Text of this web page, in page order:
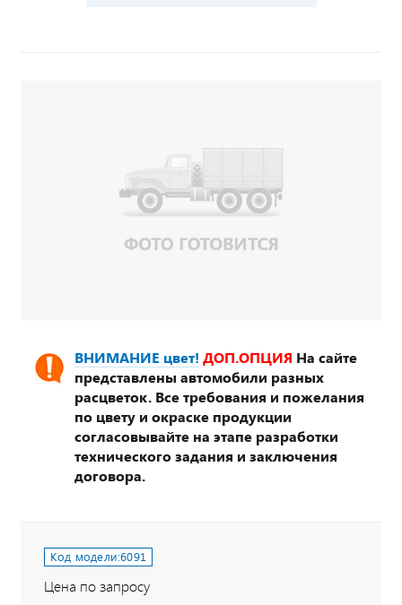
ВНИМАНИЕ цвет! ДОП.ОПЦИЯ На сайте
представлены автомобили разных
расцветок. Все требования и пожелания
по цвету и окраске продукции
согласовывайте на этапе разработки
технического задания и заключения
договора.
Код модели:6091
Цена по запросу